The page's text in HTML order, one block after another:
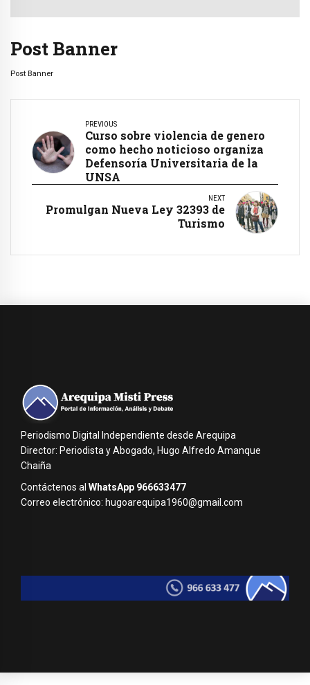
Post Banner
Post Banner
PREVIOUS
Curso sobre violencia de genero
como hecho noticioso organiza
Defensoría Universitaria de la
UNSA
NEXT
Promulgan Nueva Ley 32393 de
Turismo
Periodismo Digital Independiente desde Arequipa
Director: Periodista y Abogado, Hugo Alfredo Amanque
Chaiña
Contáctenos al WhatsApp 966633477
Correo electrónico: hugoarequipa1960@gmail.com